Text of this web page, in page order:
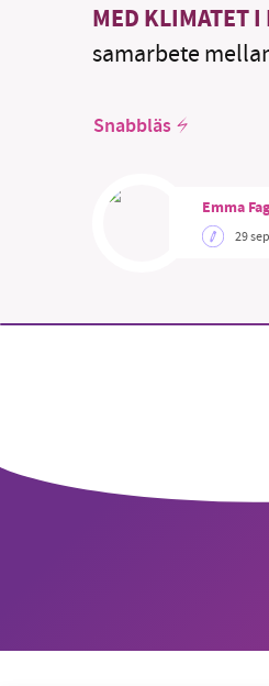
MED KLIMATET
samarbete
Snabbläs
Emma
29